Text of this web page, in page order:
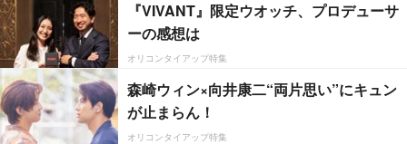
『VIVANT』限定ウオッチ、プロデューサ
ーの感想は
オリコンタイアップ特集
森崎ウィン×向井康二“両片思い”にキュン
が止まらん！
オリコンタイアップ特集